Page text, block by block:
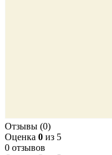
Отзывы (0)
Оценка 0 из 5
0 отзывов